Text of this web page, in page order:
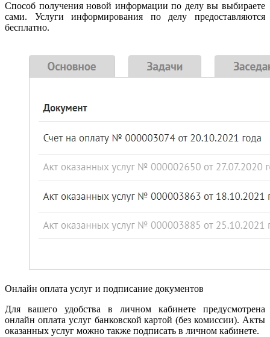
Способ получения новой информации по делу вы выбираете
сами. Услуги информирования по делу предоставляются
бесплатно.
Онлайн оплата услуг и подписание документов
Для вашего удобства в личном кабинете предусмотрена
онлайн оплата услуг банковской картой (без комиссии). Акты
оказанных услуг можно также подписать в личном кабинете.